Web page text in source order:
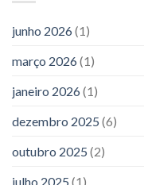
junho 2026(1)
março 2026(1)
janeiro 2026(1)
dezembro 2025 (6)
outubro 2025 (2)
julho 2025 (1)